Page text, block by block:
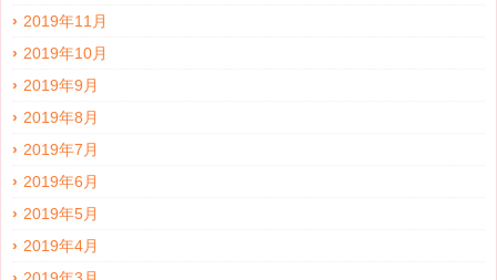
2019年11月
2019年10月
2019年9月
2019年8月
2019年7月
2019年6月
2019年5月
2019年4月